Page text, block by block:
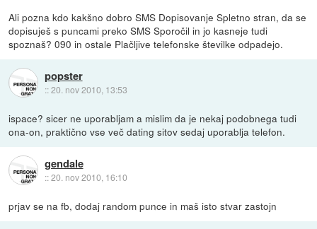
Ali pozna kdo kakšno dobro SMS Dopisovanje Spletno stran, da se
dopisuješ s puncami preko SMS Sporočil in jo kasneje tudi
spoznaš? 090 in ostale Plačljive telefonske številke odpadejo.
popster
::20. nov 2010, 13:53
ispace? sicer ne uporabljam a mislim da je nekaj podobnega tudi
ona-on, praktično vse več dating sitov sedaj uporablja telefon.
gendale
::20. nov 2010, 16:10
prjav se na fb, dodaj random punce in maš isto stvar zastojn